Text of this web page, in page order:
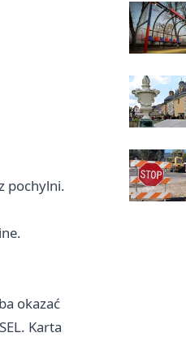
pochylni.
okazać
Karta